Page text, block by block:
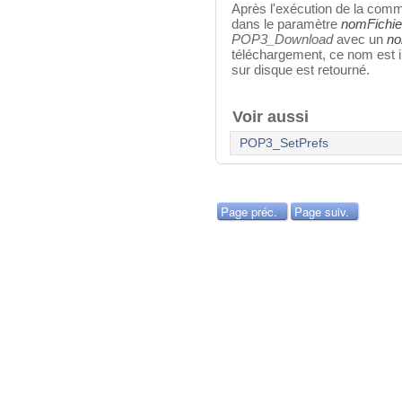
Après l'exécution de la
dans le paramètre
POP3_Downloadavec un
téléchargement, ce nom est
sur disque est retourné.
Voir aussi
POP3_SetPrefs
Page préc. Page suiv.